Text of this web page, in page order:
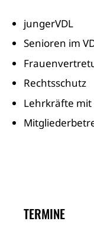
jungerVDL
Senioren im
Rechtsschutz
Lehrkräfte
TERMINE